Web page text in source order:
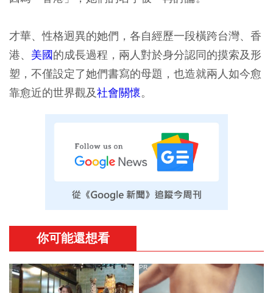
才華、性格迥異的她們，各自經歷一段橫跨台灣、香
港、 美國的成長過程，兩人對於身分認同的摸索及形
塑，不僅設定了她們書寫的母題，也造就兩人如今愈
靠愈近的世界觀及社會關懷。